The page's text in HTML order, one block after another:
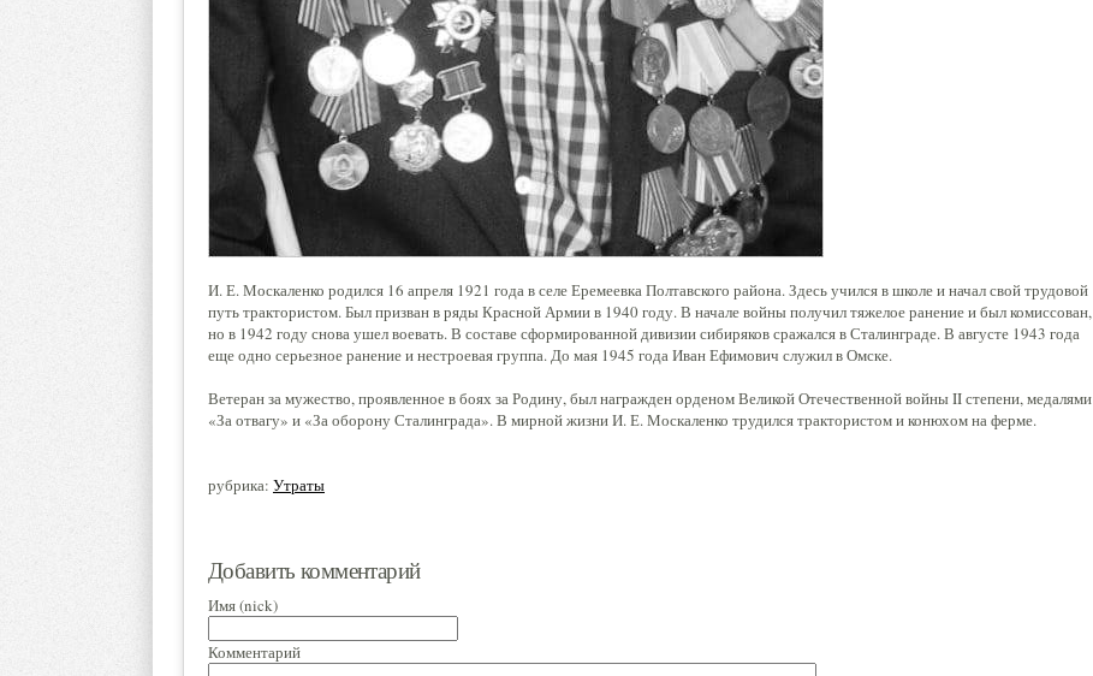
И. Е. Москаленко родился 16 апреля 1921 года в селе Еремеевка Полтавского района. Здесь учился в школе и начал свой трудовой
путь трактористом. Был призван в ряды Красной Армии в 1940 году. В начале войны получил тяжелое ранение и был комиссован,
но в 1942 году снова ушел воевать. В составе сформированной дивизии сибиряков сражался в Сталинграде. В августе 1943 года
еще одно серьезное ранение и нестроевая группа. До мая 1945 года Иван Ефимович служил в Омске.
Ветеран за мужество, проявленное в боях за Родину, был награжден орденом Великой Отечественной войны II степени, медалями
«За отвагу» и «За оборону Сталинграда». В мирной жизни И. Е. Москаленко трудился трактористом и конюхом на ферме.
рубрика: Утраты
Добавить комментарий
Имя (nick)
Комментарий